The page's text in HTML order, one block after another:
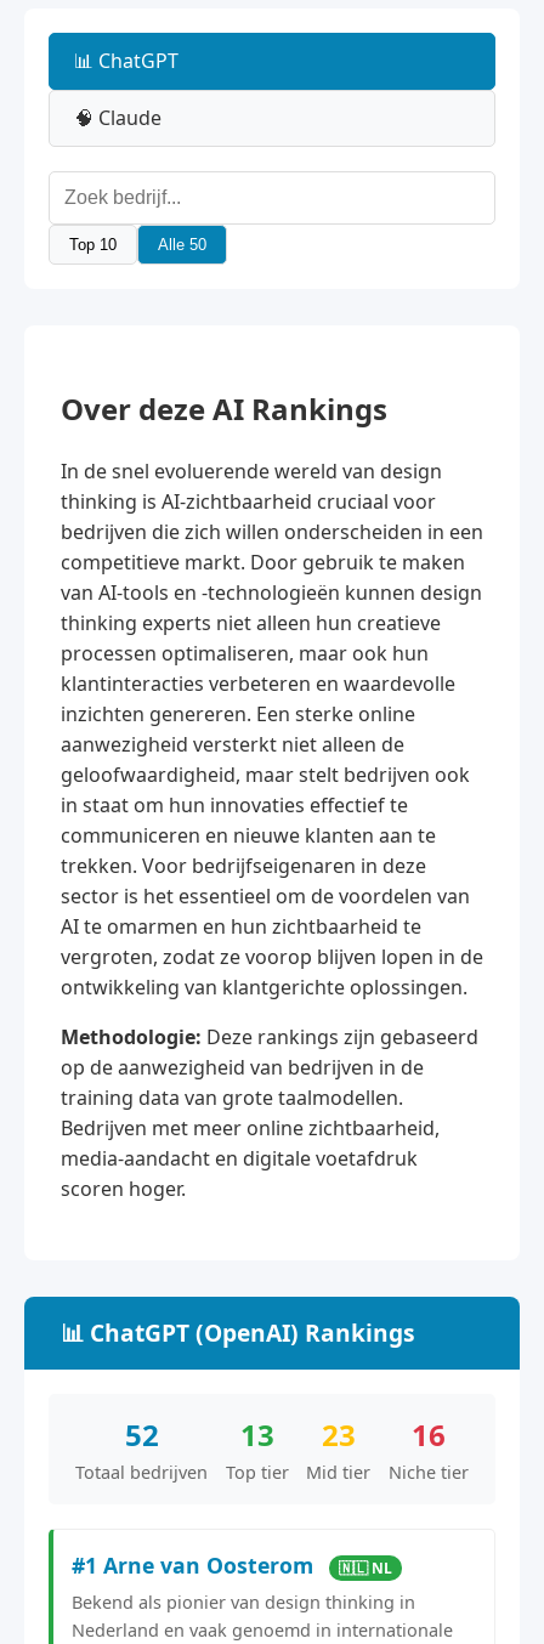
📊 ChatGPT
🧠 Claude
Top 10 Alle 50
Over deze AI Rankings
In de snel evoluerende wereld van design
thinking is AI-zichtbaarheid cruciaal voor
bedrijven die zich willen onderscheiden in een
competitieve markt. Door gebruik te maken
van AI-tools en -technologieën kunnen design
thinking experts niet alleen hun creatieve
processen optimaliseren, maar ook hun
klantinteracties verbeteren en waardevolle
inzichten genereren. Een sterke online
aanwezigheid versterkt niet alleen de
geloofwaardigheid, maar stelt bedrijven ook
in staat om hun innovaties effectief te
communiceren en nieuwe klanten aan te
trekken. Voor bedrijfseigenaren in deze
sector is het essentieel om de voordelen van
AI te omarmen en hun zichtbaarheid te
vergroten, zodat ze voorop blijven lopen in de
ontwikkeling van klantgerichte oplossingen.
Methodologie: Deze rankings zijn gebaseerd
op de aanwezigheid van bedrijven in de
training data van grote taalmodellen.
Bedrijven met meer online zichtbaarheid,
media-aandacht en digitale voetafdruk
scoren hoger.
📊 ChatGPT (OpenAI) Rankings
52
Totaal bedrijven
13
Top tier
23
Mid tier
16
Niche tier
#1 Arne van Oosterom 🇳🇱 NL
Bekend als pionier van design thinking in
Nederland en vaak genoemd in internationale